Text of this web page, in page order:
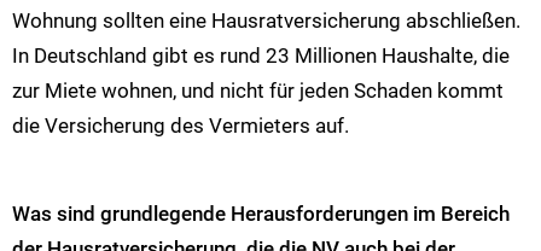
Wohnung sollten eine Hausratversicherung abschließen.
In Deutschland gibt es rund 23 Millionen Haushalte, die
zur Miete wohnen, und nicht für jeden Schaden kommt
die Versicherung des Vermieters auf.
Was sind grundlegende Herausforderungen im Bereich